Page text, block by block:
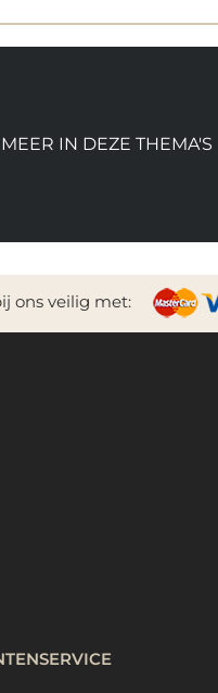
IN DEZE THEMA'S
ons veilig met: